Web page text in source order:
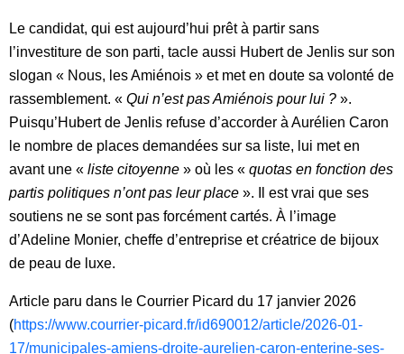
Le candidat, qui est aujourd’hui prêt à partir sans
l’investiture de son parti, tacle aussi Hubert de Jenlis sur son
slogan « Nous, les Amiénois » et met en doute sa volonté de
rassemblement. « Qui n’est pas Amiénois pour lui ? ».
Puisqu’Hubert de Jenlis refuse d’accorder à Aurélien Caron
le nombre de places demandées sur sa liste, lui met en
avant une « liste citoyenne » où les « quotas en fonction des
partis politiques n’ont pas leur place ». Il est vrai que ses
soutiens ne se sont pas forcément cartés. À l’image
d’Adeline Monier, cheffe d’entreprise et créatrice de bijoux
de peau de luxe.
Article paru dans le Courrier Picard du 17 janvier 2026
(https://www.courrier-picard.fr/id690012/article/2026-01-
17/municipales-amiens-droite-aurelien-caron-enterine-ses-